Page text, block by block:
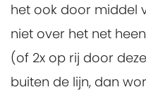
het ook door middel
niet over het net
(of 2x op rij door
buiten de lijn, dan